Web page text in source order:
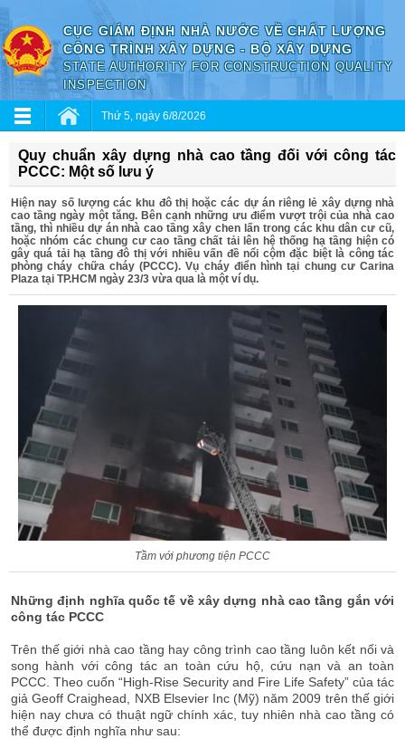
CỤC GIÁM ĐỊNH NHÀ NƯỚC VỀ CHẤT LƯỢNG
CÔNG TRÌNH XÂY DỰNG - BỘ XÂY DỰNG
STATE AUTHORITY FOR CONSTRUCTION QUALITY
INSPECTION
Thứ 5, ngày 6/8/2026
Quy chuẩn xây dựng nhà cao tầng đối với công tác
PCCC: Một số lưu ý
Hiện nay số lượng các khu đô thị hoặc các dự án riêng lẻ xây dựng nhà
cao tầng ngày một tăng. Bên cạnh những ưu điểm vượt trội của nhà cao
tầng, thì nhiều dự án nhà cao tầng xây chen lấn trong các khu dân cư cũ,
hoặc nhóm các chung cư cao tầng chất tải lên hệ thống hạ tầng hiện có
gây quá tải hạ tầng đô thị với nhiều vấn đề nổi cộm đặc biệt là công tác
phòng cháy chữa cháy (PCCC). Vụ cháy điển hình tại chung cư Carina
Plaza tại TP.HCM ngày 23/3 vừa qua là một ví dụ.
Tầm với phương tiện PCCC
Những định nghĩa quốc tế về xây dựng nhà cao tầng gắn với
công tác PCCC
Trên thế giới nhà cao tầng hay công trình cao tầng luôn kết nối và
song hành với công tác an toàn cứu hộ, cứu nạn và an toàn
PCCC. Theo cuốn “High-Rise Security and Fire Life Safety” của tác
giả Geoff Craighead, NXB Elsevier Inc (Mỹ) năm 2009 trên thế giới
hiện nay chưa có thuật ngữ chính xác, tuy nhiên nhà cao tầng có
thể được định nghĩa như sau: